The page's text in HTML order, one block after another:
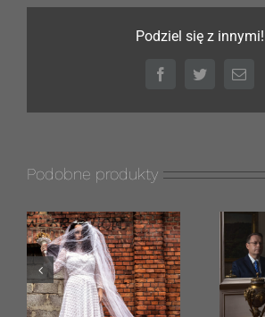
Podziel się z innymi!
FacebookTwitterEmail
Podobne produkty
BIZNES